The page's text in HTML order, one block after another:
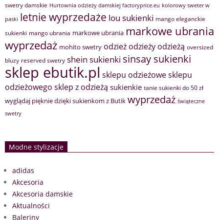
swetry damskie Hurtownia odzieży damskiej factoryprice.eu kolorowy sweter w
paski letnie wyprzedaże lou sukienki mango eleganckie
sukienki mango ubrania markowe ubrania markowe ubrania
wyprzedaż mohito swetry odzież odzieży odzieżą oversized
bluzy reserved swetry shein sukienki sinsay sukienki
sklep ebutik.pl sklepu odzieżowesklepu
odzieżowego sklep z odzieżą sukienkie tanie sukienki do 50 zł
wyglądaj pięknie dzięki sukienkom z Butik wyprzedaż świąteczne
swetry
Modne stylizacje
adidas
Akcesoria
Akcesoria damskie
Aktualności
Baleriny